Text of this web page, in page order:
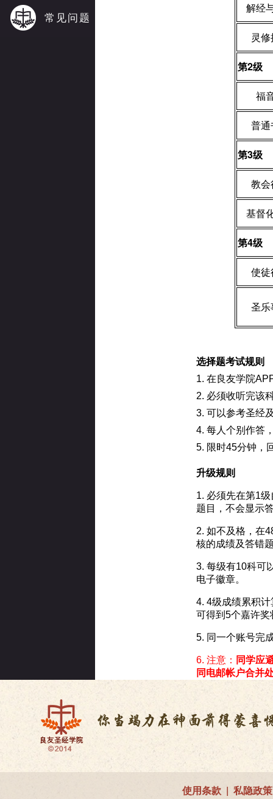
常见问题
解经
灵
第2级
福
普
第3级
教
基督
第4级
使
圣
选择题考试规则
1. 在良友学院
2. 必须收听完该
3. 可以参考圣经
4. 每人个别作答
5. 限时45分钟，
升级规则
1. 必须先在第1
题目，不会显示
2. 如不及格，在
核的成绩及答错
3. 每级有10科可
电子徽章。
4. 4级成绩累积
可得到5个嘉许奖
5. 同一个账号完
6. 注意： 同学应
同电邮帐户合并
使用条款| 私隐政策